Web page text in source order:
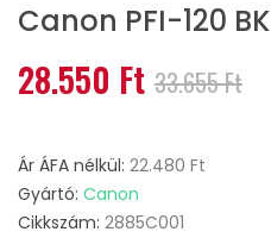
Canon PFI-120 BK
28.550 Ft 33.655 Ft
Ár ÁFA nélkül: 22.480 Ft
Gyártó: Canon
Cikkszám: 2885C001